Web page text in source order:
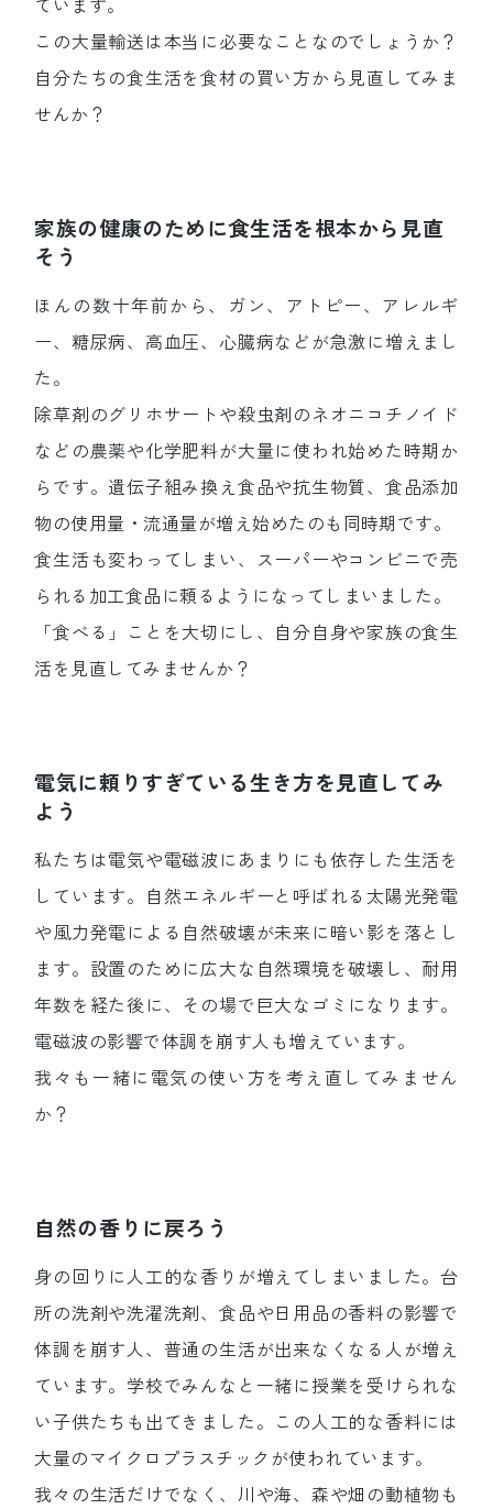
この大量輸送は本当に必要なことなのでしょうか？
自分たちの食生活を食材の買い方から見直してみま
せんか？
家族の健康のために食生活を根本から見直
そう
ほんの数十年前から、ガン、アトピー、アレルギ
ー、糖尿病、高血圧、心臓病などが急激に増えまし
た。
除草剤のグリホサートや殺虫剤のネオニコチノイド
などの農薬や化学肥料が大量に使われ始めた時期か
らです。遺伝子組み換え食品や抗生物質、食品添加
物の使用量・流通量が増え始めたのも同時期です。
食生活も変わってしまい、スーパーやコンビニで売
られる加工食品に頼るようになってしまいました。
「食べる」ことを大切にし、自分自身や家族の食生
活を見直してみませんか？
電気に頼りすぎている生き方を見直してみ
よう
私たちは電気や電磁波にあまりにも依存した生活を
しています。自然エネルギーと呼ばれる太陽光発電
や風力発電による自然破壊が未来に暗い影を落とし
ます。設置のために広大な自然環境を破壊し、耐用
年数を経た後に、その場で巨大なゴミになります。
電磁波の影響で体調を崩す人も増えています。
我々も一緒に電気の使い方を考え直してみません
か？
自然の香りに戻ろう
身の回りに人工的な香りが増えてしまいました。台
所の洗剤や洗濯洗剤、食品や日用品の香料の影響で
体調を崩す人、普通の生活が出来なくなる人が増え
ています。学校でみんなと一緒に授業を受けられな
い子供たちも出てきました。この人工的な香料には
大量のマイクロプラスチックが使われています。
我々の生活だけでなく、川や海、森や畑の動植物も